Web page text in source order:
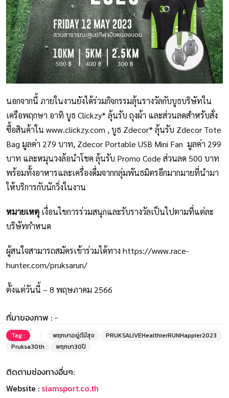
นอกจากนี้ ภายในงานยังได้ร่วมกิจกรรมลุ้นรางวัลกับบูธบริษัทใน
เครือพฤกษา อาทิ บูธ Clickzy* ลุ้นรับ ถุงผ้า และส่วนลดสำหรับสั่ง
ซื้อสินค้าใน www.clickzy.com , บูธ Zdecor* ลุ้นรับ Zdecor Tote
Bag มูลค่า 279 บาท, Zdecor Portable USB Mini Fan มูลค่า 299
บาท และหมุนวงล้อนำโชค ลุ้นรับ Promo Code ส่วนลด 500 บาท
พร้อมทั้งอาหารและเครื่องดื่มจากกลุ่มพันธมิตรอีกมากมายที่นำมา
ให้บริการกับนักวิ่งในงาน
หมายเหตุ เงื่อนไขการร่วมสนุกและรับรางวัลเป็นไปตามที่แต่ละ
บริษัทกำหนด
ผู้สนใจสามารถสมัครเข้าร่วมได้ทาง https://www.race-
hunter.com/pruksarun/
ตั้งแต่วันนี้ – 8 พฤษภาคม 2566
ที่มาของภาพ : -
Tag : พฤกษาอยู่ดีมีสุข
PRUKSALIVEHealthierRUNHappier2023
Pruksa30th
พฤกษา30ปี
ติดตามช่องทางอื่นๆ:
Website : siamsport.co.th